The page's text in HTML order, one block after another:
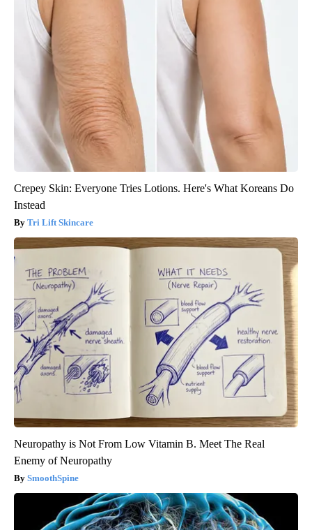
Crepey Skin: Everyone Tries Lotions. Here's What Koreans Do
Instead
Tri Lift Skincare
Neuropathy is Not From Low Vitamin B. Meet The Real
Enemy of Neuropathy
SmoothSpine